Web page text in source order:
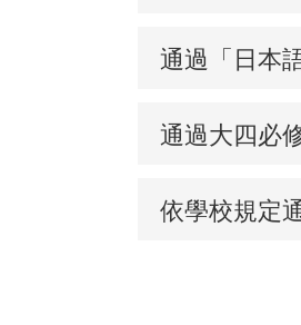
通過「日本
通過大四必
依學校規定